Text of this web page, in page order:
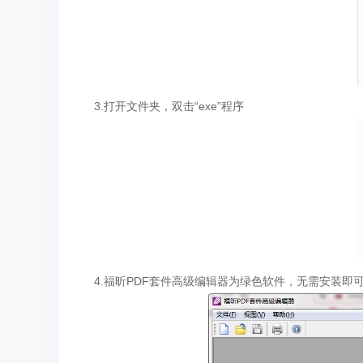
3.打开文件夹，双击“exe”程序
4.福昕PDF套件高级编辑器为绿色软件，无需安装即